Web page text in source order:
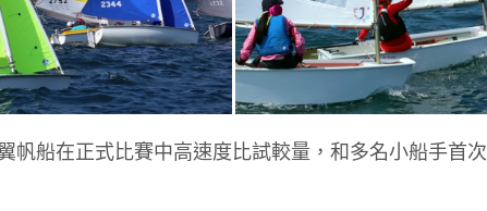
帆船在正式比賽中高速度比試較量，和多名小船手首